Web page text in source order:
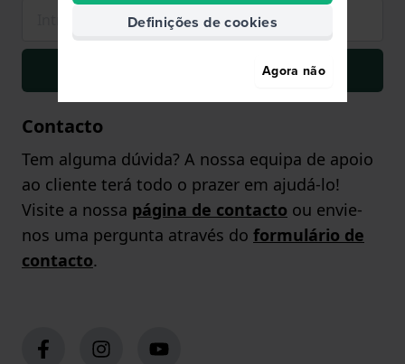
Contacto
Tem alguma dúvida? A nossa equipa de apoio
ao cliente terá todo o prazer em ajudá-lo!
Visite a nossa página de contacto ou envie-
nos uma pergunta através do formulário de
contacto.
Definições de cookies
Agora não